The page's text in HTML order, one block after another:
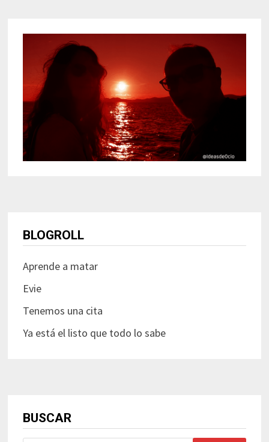
BLOGROLL
Aprende a matar
Evie
Tenemos una cita
Ya está el listo que todo lo sabe
BUSCAR